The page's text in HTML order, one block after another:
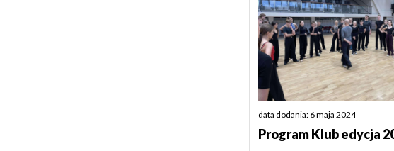
data dodania: 6 maja 2024
Program Klub edycja